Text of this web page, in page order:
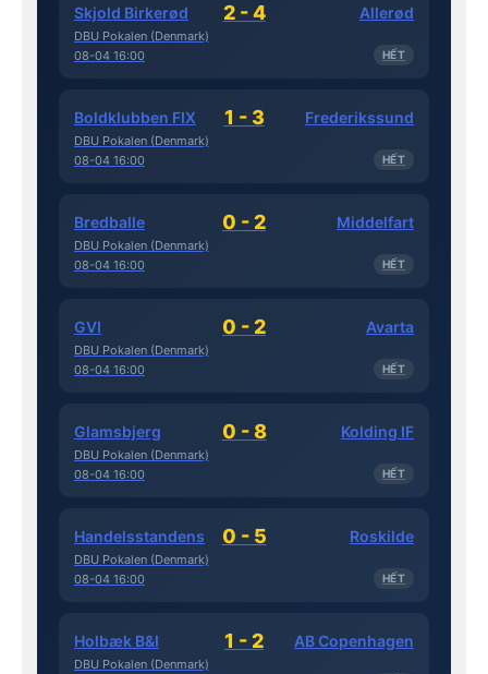
Skjold Birkerød 2 - 4 Allerød
DBU Pokalen (Denmark)
08-04 16:00
HẾT
Boldklubben FIX 1 - 3 Frederikssund
DBU Pokalen (Denmark)
08-04 16:00
HẾT
Bredballe 0 - 2 Middelfart
DBU Pokalen (Denmark)
08-04 16:00
HẾT
GVI 0 - 2 Avarta
DBU Pokalen (Denmark)
08-04 16:00
HẾT
Glamsbjerg 0 - 8 Kolding IF
DBU Pokalen (Denmark)
08-04 16:00
HẾT
Handelsstandens 0 - 5 Roskilde
DBU Pokalen (Denmark)
08-04 16:00
HẾT
Holbæk B&I 1 - 2 AB Copenhagen
DBU Pokalen (Denmark)